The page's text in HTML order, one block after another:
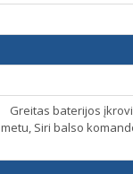
Greitas baterijos
metu, Siri balso